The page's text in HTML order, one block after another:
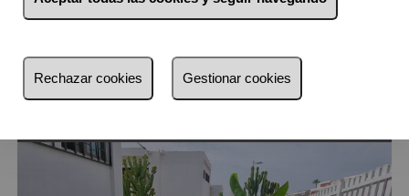
Lista Mapa
más reciente
Menos reciente
Rechazar cookies Gestionar cookies